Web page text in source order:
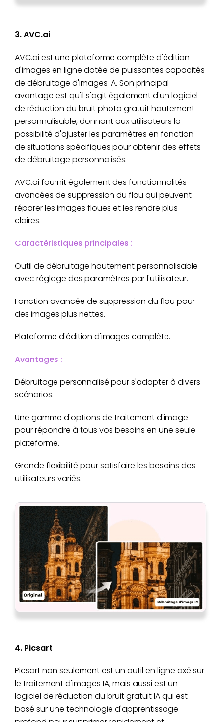
3. AVC.ai
AVC.ai est une plateforme complète d'édition
d'images en ligne dotée de puissantes capacités
de débruitage d'images IA. Son principal
avantage est qu'il s'agit également d'un logiciel
de réduction du bruit photo gratuit hautement
personnalisable, donnant aux utilisateurs la
possibilité d'ajuster les paramètres en fonction
de situations spécifiques pour obtenir des effets
de débruitage personnalisés.
AVC.ai fournit également des fonctionnalités
avancées de suppression du flou qui peuvent
réparer les images floues et les rendre plus
claires.
Caractéristiques principales :
Outil de débruitage hautement personnalisable
avec réglage des paramètres par l'utilisateur.
Fonction avancée de suppression du flou pour
des images plus nettes.
Plateforme d'édition d'images complète.
Avantages :
Débruitage personnalisé pour s'adapter à divers
scénarios.
Une gamme d'options de traitement d'image
pour répondre à tous vos besoins en une seule
plateforme.
Grande flexibilité pour satisfaire les besoins des
utilisateurs variés.
4. Picsart
Picsart non seulement est un outil en ligne axé sur
le traitement d'images IA, mais aussi est un
logiciel de réduction du bruit gratuit IA qui est
basé sur une technologie d'apprentissage